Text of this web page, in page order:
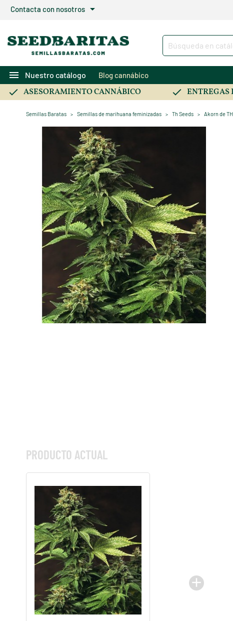
Contacta con nosotros arrow_drop_down
menu Nuestro catálogo Blog cannábico
ASESORAMIENTO CANNÁBICO ENTREGAS
Semillas Baratas Semillas de marihuana feminizadas Th Seeds Akorn de
PRODUCTO ACTUAL
add